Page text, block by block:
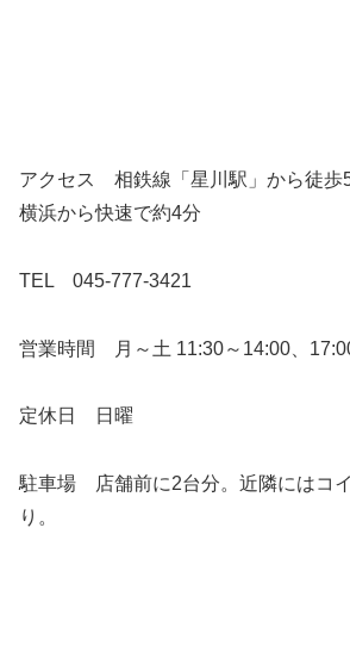
アクセス 相鉄線「星川駅」から徒
横浜から快速で約4分
TEL 045-777-3421
営業時間 月～土 11:30～14:00、
定休日 日曜
駐車場 店舗前に2台分。近隣にはコ
り。